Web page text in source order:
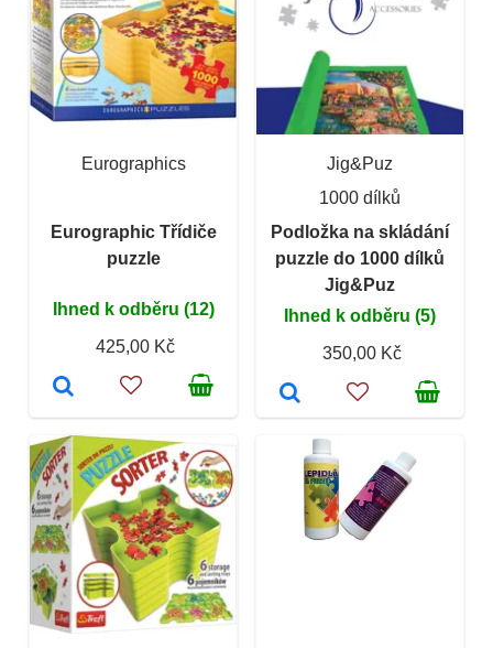
Eurographics
Eurographic Třídiče
puzzle
Ihned k odběru (12)
425,00 Kč
Jig&Puz
1000 dílků
Podložka na skládání
puzzle do 1000 dílků
Jig&Puz
Ihned k odběru (5)
350,00 Kč